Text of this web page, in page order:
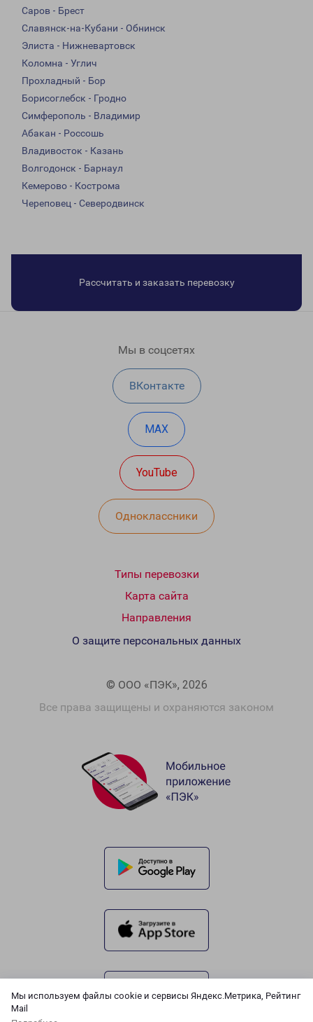
Мы используем файлы cookie и сервисы Яндекс.Метрика, Рейтинг
Mail
Саров - Брест
Славянск-на-Кубани - Обнинск
Элиста - Нижневартовск
Коломна - Углич
Прохладный - Бор
Борисоглебск - Гродно
Симферополь - Владимир
Абакан - Россошь
Владивосток - Казань
Волгодонск - Барнаул
Кемерово - Кострома
Череповец - Северодвинск
Рассчитать и заказать перевозку
Мы в соцсетях
ВКонтакте
MAX
YouTube
Одноклассники
Типы перевозки
Карта сайта
Направления
© ООО «ПЭК», 2026
Все права защищены и охраняются законом
О защите персональных данных